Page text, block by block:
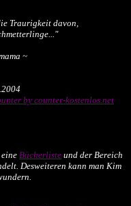
Traurigkeit davon,
~
Bücherliste und der Bereich
Desweiteren kann man Kim